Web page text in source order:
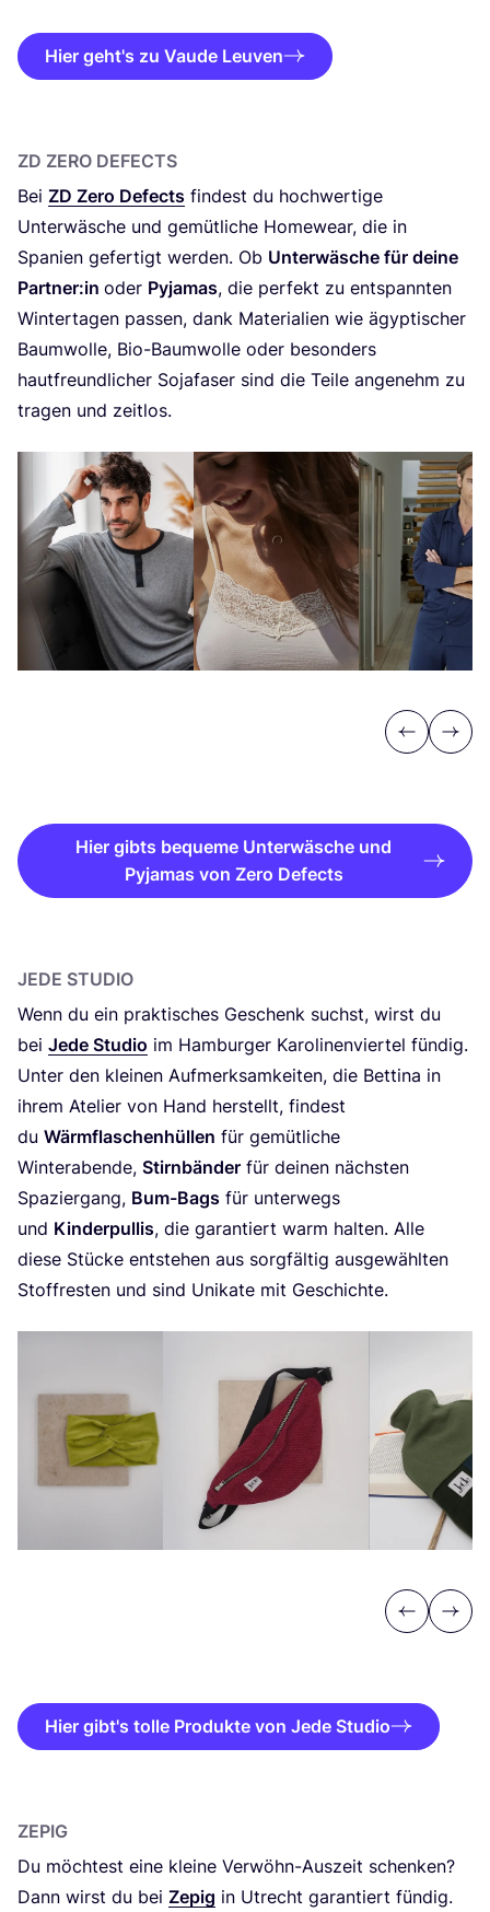
Hier geht's zu Vaude Leuven
ZD ZERO DEFECTS
Bei ZD Zero Defects fin­dest du hoch­wer­ti­ge
Unter­wä­sche und gemüt­li­che Home­wear, die in
Spa­ni­en gefer­tigt wer­den. Ob Unter­wä­sche für dei­ne
Partner:in oder Pyja­mas, die per­fekt zu ent­spann­ten
Win­ter­ta­gen pas­sen, dank Mate­ria­li­en wie ägyp­ti­scher
Baum­wol­le, Bio-Baum­wol­le oder beson­ders
haut­freund­li­cher Soja­fa­ser sind die Tei­le ange­nehm zu
tra­gen und zeitlos.
Previous
Next
Hier gibts bequeme Unterwäsche und
Pyjamas von Zero Defects
JEDE STU­DIO
Wenn du ein prak­ti­sches Geschenk suchst, wirst du
bei Jede Stu­dio im Ham­bur­ger Karo­li­nen­vier­tel fün­dig.
Unter den klei­nen Auf­merk­sam­kei­ten, die Bet­ti­na in
ihrem Ate­lier von Hand her­stellt, fin­dest
du Wärm­fla­schen­hül­len für gemüt­li­che
Win­ter­aben­de, Stirn­bän­der für dei­nen nächs­ten
Spa­zier­gang, Bum-Bags für unter­wegs
und Kin­der­pul­lis, die garan­tiert warm hal­ten. Alle
die­se Stü­cke ent­ste­hen aus sorg­fäl­tig aus­ge­wähl­ten
Stoff­res­ten und sind Uni­ka­te mit Geschichte.
Previous
Next
Hier gibt's tolle Produkte von Jede Studio
ZEPIG
Du möch­test eine klei­ne Ver­wöhn-Aus­zeit schen­ken?
Dann wirst du bei Zepig in Utrecht garan­tiert fün­dig.